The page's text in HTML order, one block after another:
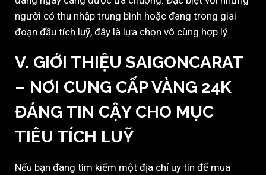
người có thu nhập trung bình hoặc đang trong giai
đoạn đầu tích luỹ, đây là lựa chọn vô cùng hợp lý.
V. GIỚI THIỆU SAIGONCARAT
– NƠI CUNG CẤP VÀNG 24K
ĐÁNG TIN CẬY CHO MỤC
TIÊU TÍCH LUỸ
Nếu bạn đang tìm kiếm một địa chỉ uy tín để mua